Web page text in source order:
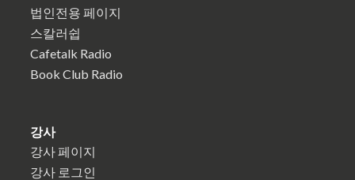
법인전용 페이지
스칼러쉽
Cafetalk Radio
Book Club Radio
강사
강사 페이지
강사 로그인